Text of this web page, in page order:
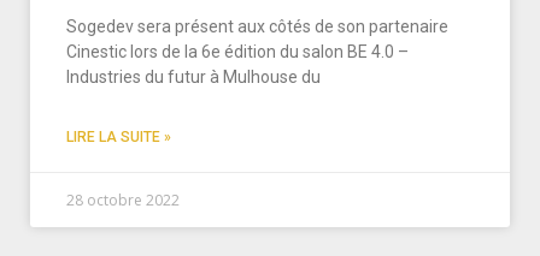
Sogedev sera présent aux côtés de son partenaire
Cinestic lors de la 6e édition du salon BE 4.0 –
Industries du futur à Mulhouse du
LIRE LA SUITE »
28 octobre 2022